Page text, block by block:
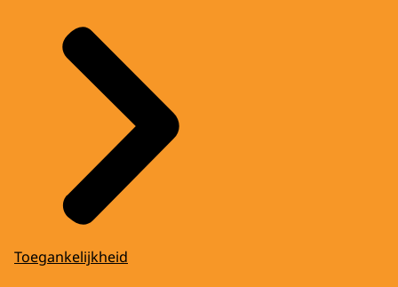
Toegankelijkheid